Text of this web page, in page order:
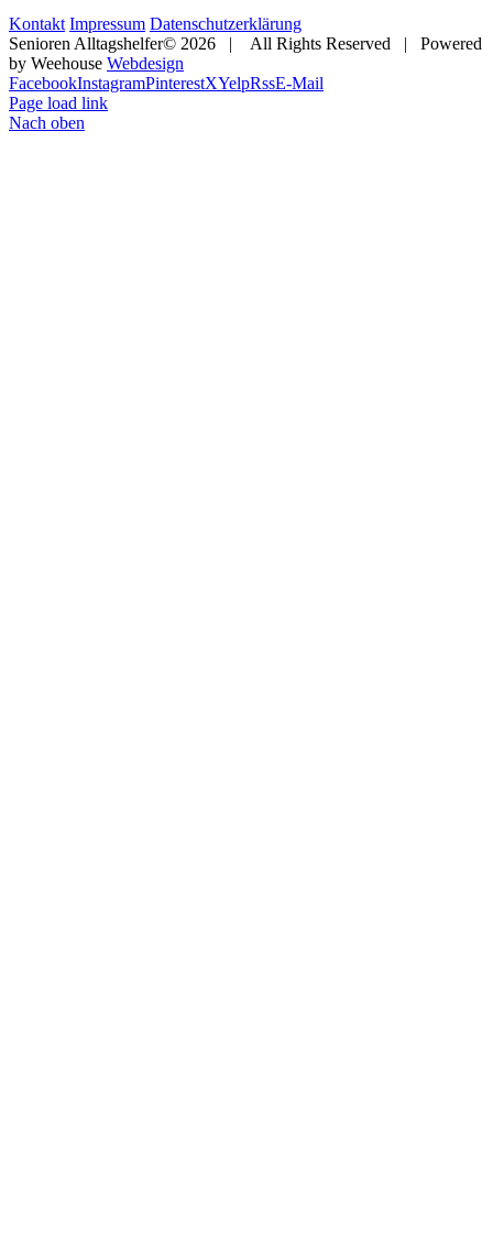
Kontakt Impressum Datenschutzerklärung
Senioren Alltagshelfer© 2026 | All Rights Reserved | Powered
by Weehouse Webdesign
FacebookInstagramPinterestXYelpRssE-Mail
Page load link
Nach oben